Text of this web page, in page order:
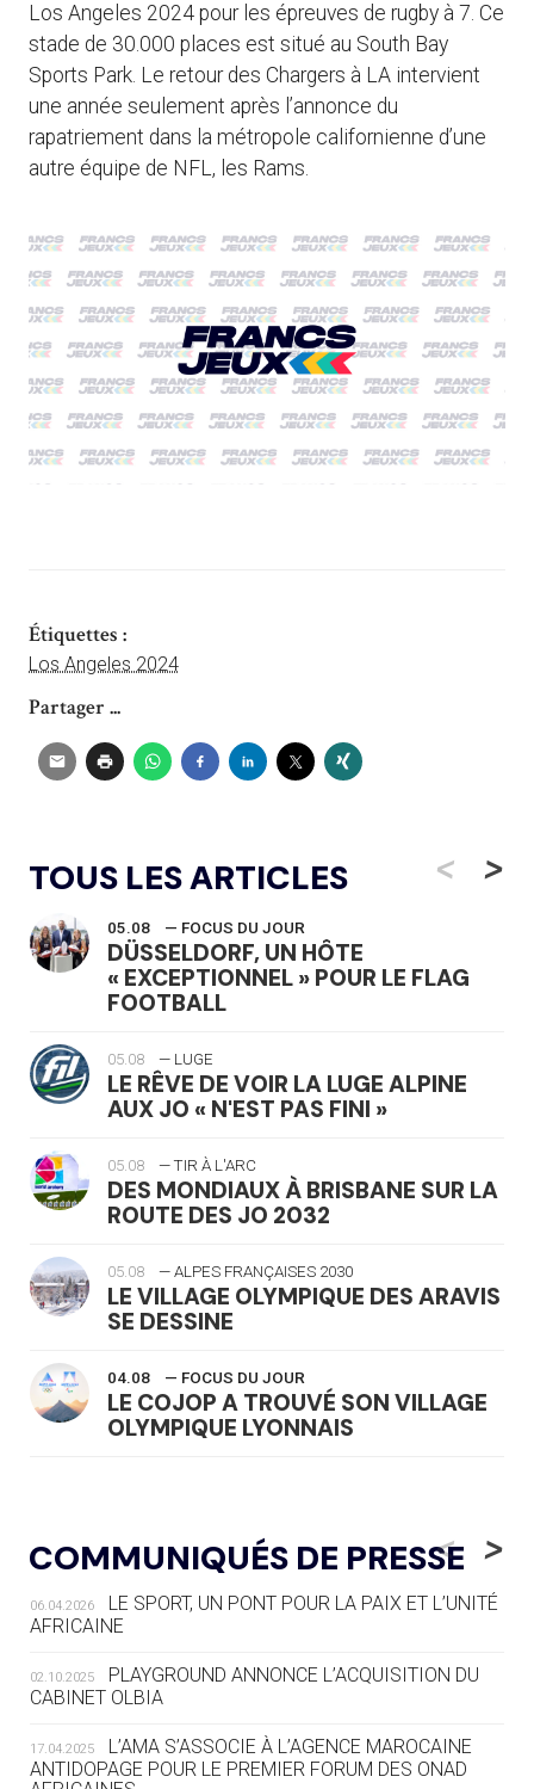
Los Angeles 2024 pour les épreuves de rugby à 7. Ce
stade de 30.000 places est situé au South Bay
Sports Park. Le retour des Chargers à LA intervient
une année seulement après l’annonce du
rapatriement dans la métropole californienne d’une
autre équipe de NFL, les Rams.
Étiquettes :
Los Angeles 2024
Partager ...
TOUS LES ARTICLES <
05.08 — FOCUS DU JOUR
DÜSSELDORF, UN HÔTE
« EXCEPTIONNEL » POUR LE FLAG
FOOTBALL
05.08 — LUGE
LE RÊVE DE VOIR LA LUGE ALPINE
AUX JO « N'EST PAS FINI »
05.08 — TIR À L'ARC
DES MONDIAUX À BRISBANE SUR LA
ROUTE DES JO 2032
05.08 — ALPES FRANÇAISES 2030
LE VILLAGE OLYMPIQUE DES ARAVIS
SE DESSINE
04.08 — FOCUS DU JOUR
LE COJOP A TROUVÉ SON VILLAGE
OLYMPIQUE LYONNAIS
« L'ALLEMAGNE PEUT DÉMONTRER
COMMENT ORGANISER DES JO
RESPONSABLES »
04.08
LA FIE LANCE LES GRANDES
MANŒUVRES EN VUE DES JO
04.08 — DAKAR 2026
DES FRESQUES CÉLÈBRENT LES JOJ
>
COMMUNIQUÉS DE PRESSE
<
06.04.2026
LE SPORT, UN PONT POUR LA PAIX ET L’UNITÉ
AFRICAINE
02.10.2025
PLAYGROUND ANNONCE L’ACQUISITION DU
CABINET OLBIA
17.04.2025
L’AMA S’ASSOCIE À L’AGENCE MAROCAINE
ANTIDOPAGE POUR LE PREMIER FORUM DES ONAD
>